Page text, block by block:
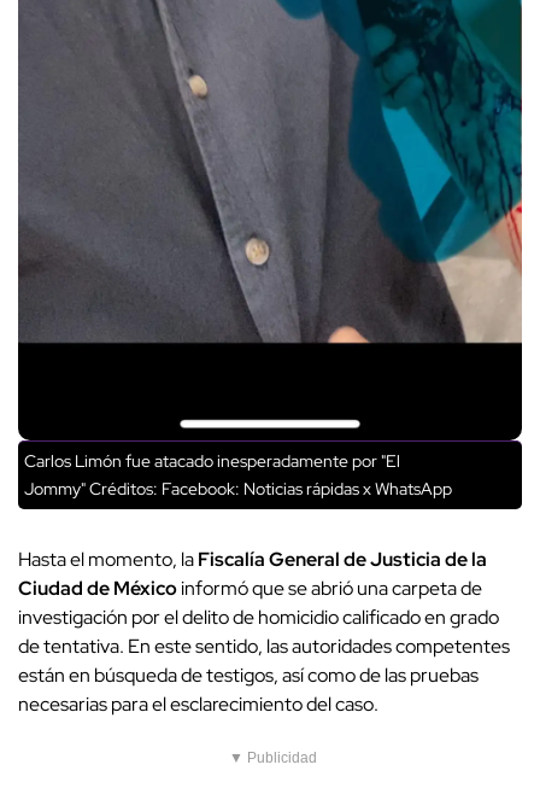
Carlos Limón fue atacado inesperadamente por "El
Jommy"Créditos: Facebook: Noticias rápidas x WhatsApp
Hasta el momento, laFiscalía General de Justicia de la
Ciudad de Méxicoinformó que se abrió una carpeta de
investigación por el delito de homicidio calificado en grado
de tentativa. En este sentido, las autoridades competentes
están en búsqueda de testigos, así como de las pruebas
necesarias para el esclarecimiento del caso.
▼ Publicidad